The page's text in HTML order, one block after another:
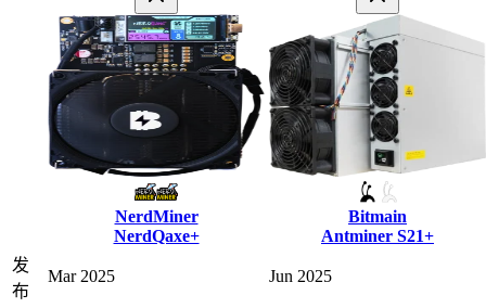
NerdMiner
NerdQaxe+
Bitmain
Antminer S21+
发
布
Mar 2025 Jun 2025